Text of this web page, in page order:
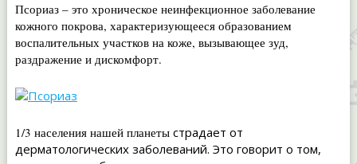
Псориаз – это хроническое неинфекционное заболевание
кожного покрова, характеризующееся образованием
воспалительных участков на коже, вызывающее зуд,
раздражение и дискомфорт.
1/3 населения нашей планетыстрадает от
дерматологических заболеваний. Это говорит о том,